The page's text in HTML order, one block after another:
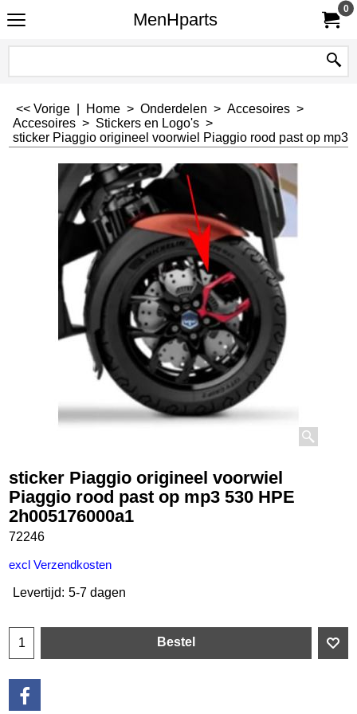
MenHparts
0
<< Vorige Home > Onderdelen > Accesoires >
Accesoires > Stickers en Logo's >
sticker Piaggio origineel voorwiel Piaggio rood past op mp3
sticker Piaggio origineel voorwiel
Piaggio rood past op mp3 530 HPE
2h005176000a1
72246
€9.50
incl BTW
excl Verzendkosten